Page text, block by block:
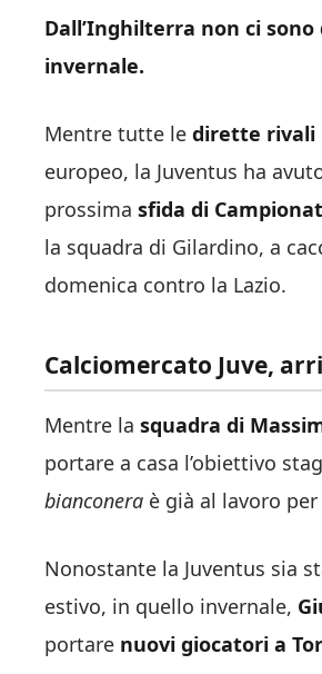
Dall’Inghilterra non ci
invernale.
Mentre tutte le dirette rivali
europeo, la Juventus ha
prossima sfida di
la squadra di Gilardino, a
domenica contro la Lazio.
Calciomercato Juve,
Mentre la squadra di
portare a casa l’obiettivo
bianconera è già al lavoro
Nonostante la Juventus sia
estivo, in quello invernale,
portare nuovi giocatori a